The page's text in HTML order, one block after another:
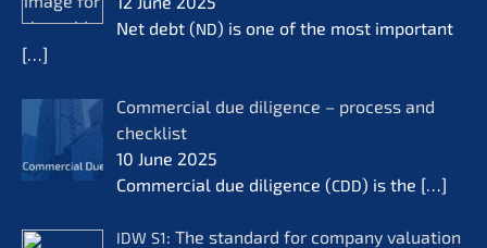
Net debt (ND) is one of the most important
[…]
Commer­cial due diligence – process and
check­list
10 June 2025
Commer­cial due diligence (CDD) is the […]
IDW S1: The standard for compa­ny valua­ti­on